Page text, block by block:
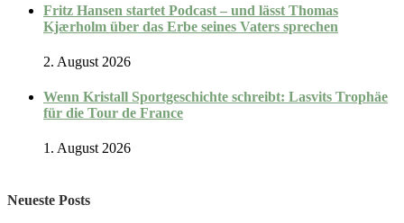
Fritz Hansen startet Podcast – und lässt Thomas
Kjærholm über das Erbe seines Vaters sprechen
2. August 2026
Wenn Kristall Sportgeschichte schreibt: Lasvits Trophäe
für die Tour de France
1. August 2026
Neueste Posts